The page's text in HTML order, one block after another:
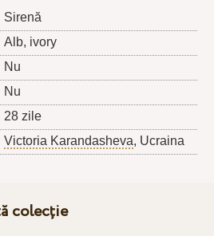
Sirenă
Alb, ivory
Nu
Nu
28 zile
Victoria Karandasheva, Ucraina
colecție